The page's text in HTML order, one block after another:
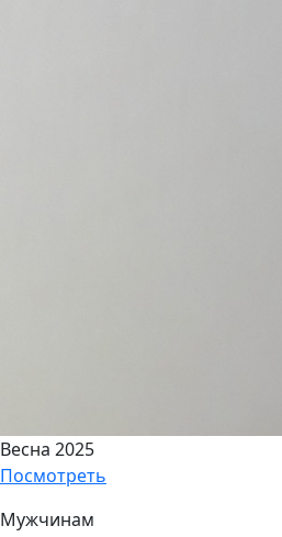
Весна 2025
Посмотреть
Мужчинам